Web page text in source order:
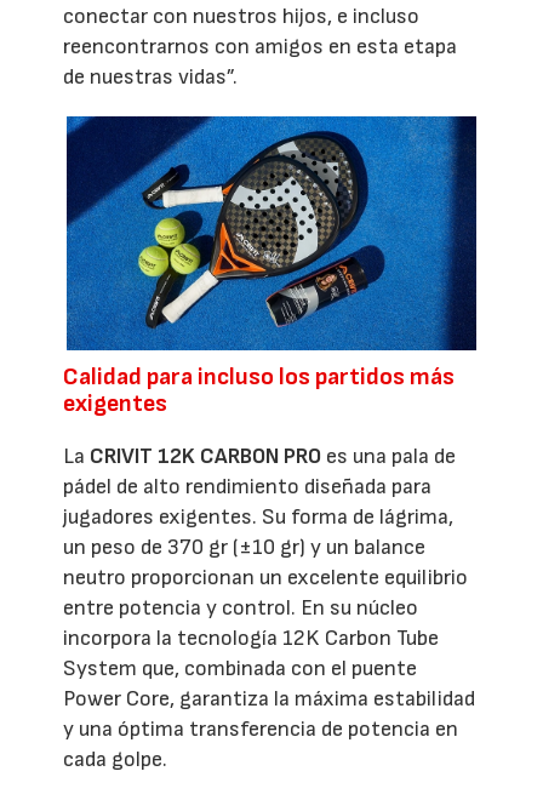
conectar con nuestros hijos, e incluso
reencontrarnos con amigos en esta etapa
de nuestras vidas”.
Calidad para incluso los partidos más
exigentes
La CRIVIT 12K CARBON PRO es una pala de
pádel de alto rendimiento diseñada para
jugadores exigentes. Su forma de lágrima,
un peso de 370 gr (±10 gr) y un balance
neutro proporcionan un excelente equilibrio
entre potencia y control. En su núcleo
incorpora la tecnología 12K Carbon Tube
System que, combinada con el puente
Power Core, garantiza la máxima estabilidad
y una óptima transferencia de potencia en
cada golpe.